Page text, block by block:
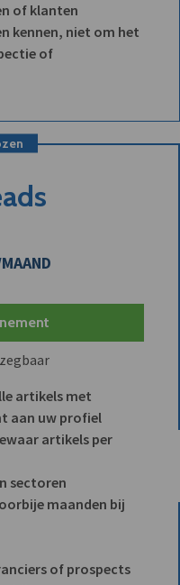
of klanten
kennen, niet om het
of
artikels met
aan uw profiel
artikels per
sectoren
maanden bij
of prospects